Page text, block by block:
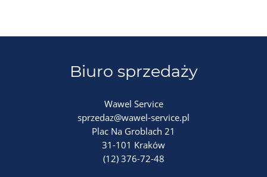
Biuro sprzedaży
Wawel Service
sprzedaz@wawel-service.pl
Plac Na Groblach 21
31-101 Kraków
(12) 376-72-48